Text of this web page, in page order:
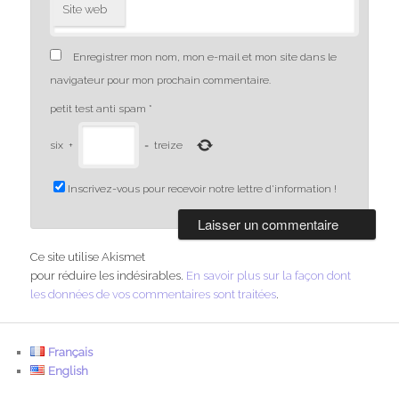
Site web
Enregistrer mon nom, mon e-mail et mon site dans le
navigateur pour mon prochain commentaire.
petit test anti spam *
six + = treize
Inscrivez-vous pour recevoir notre lettre d'information !
Ce site utilise Akismet
pour réduire les indésirables. En savoir plus sur la façon dont
les données de vos commentaires sont traitées.
Français
English